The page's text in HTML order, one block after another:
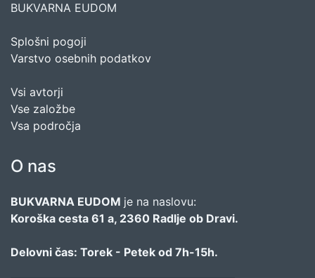
BUKVARNA EUDOM
Splošni pogoji
Varstvo osebnih podatkov
Vsi avtorji
Vse založbe
Vsa področja
O nas
BUKVARNA EUDOM je na naslovu:
Koroška cesta 61 a, 2360 Radlje ob Dravi.
Delovni čas: Torek - Petek od 7h-15h.